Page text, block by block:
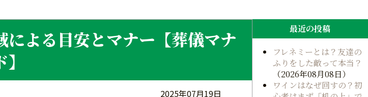
よる目安とマナー【葬儀マナ
2025年07月19日
最近の投稿
フレネミーとは？友達の
ふりをした敵って本当？
（2026年08月08日）
ワインはなぜ回すの？初